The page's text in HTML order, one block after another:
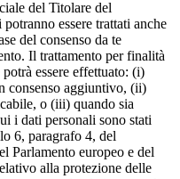
del Titolare del
essere trattati anche
del consenso da te
Il trattamento per finalità
essere effettuato: (i)
consenso aggiuntivo, (ii)
o (iii) quando sia
i dati personali sono stati
6, paragrafo 4, del
Parlamento europeo e del
alla protezione delle